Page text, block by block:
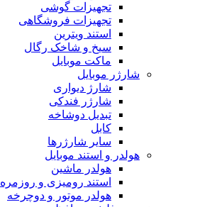
تجهیزات گوشی
تجهیزات فروشگاهی
استند ویترین
سیخ و شاخک رگال
ماکت موبایل
شارژر موبایل
شارژ دیواری
شارژر فندکی
تبدیل دوشاخه
کابل
سایر شارژرها
هولدر و استند موبایل
هولدر ماشین
استند رومیزی و روزمره
هولدر موتور و دوچرخه